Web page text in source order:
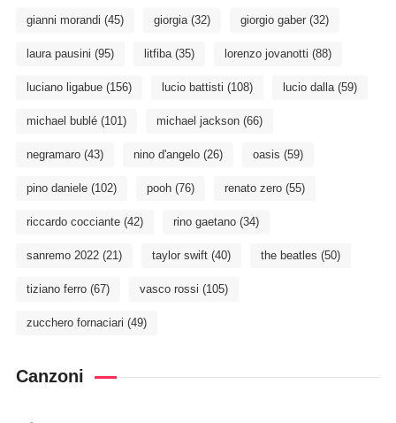
gianni morandi (45) giorgia(32) giorgio gaber(32)
laura pausini (95) litfiba(35) lorenzo jovanotti (88)
luciano ligabue(156) lucio battisti (108) lucio dalla(59)
michael bublé(101) michael jackson(66)
negramaro(43) nino d'angelo(26) oasis (59)
pino daniele(102) pooh(76) renato zero(55)
riccardo cocciante(42) rino gaetano(34)
sanremo 2022(21) taylor swift(40) the beatles (50)
tiziano ferro(67) vasco rossi (105)
zucchero fornaciari (49)
Canzoni